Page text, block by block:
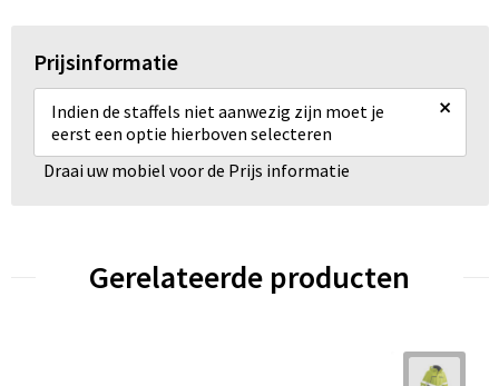
Prijsinformatie
Indien de staffels niet aanwezig zijn moet je
eerst een optie hierboven selecteren
×
Draai uw mobiel voor de Prijs informatie
Gerelateerde producten